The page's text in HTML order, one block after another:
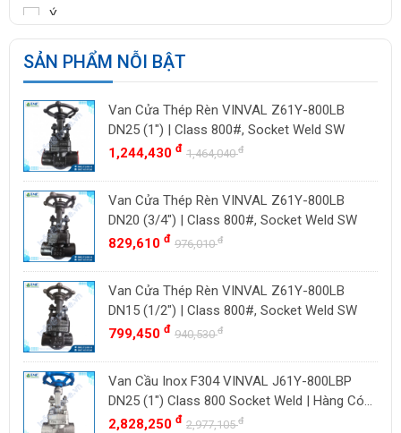
OCV
SIRCA
BESA
BAODI
TLV
ZENNER
DOUGLAS
LESER
VENN
YOSHITAKE
KITZ
DK VALVE
TIGER
HD FIRE
ETM
Ý
Pháp
Ấn Độ
Indonesia
Malaysia
Đài Loan
Việt Nam
Thụy Sĩ
Ba Lan
SẢN PHẨM NỖI BẬT
Van Cửa Thép Rèn VINVAL Z61Y-800LB
DN25 (1") | Class 800#, Socket Weld SW
1,244,430 đ 1,464,040đ
Van Cửa Thép Rèn VINVAL Z61Y-800LB
DN20 (3/4") | Class 800#, Socket Weld SW
829,610 đ 976,010đ
Van Cửa Thép Rèn VINVAL Z61Y-800LB
DN15 (1/2") | Class 800#, Socket Weld SW
799,450 đ 940,530đ
Van Cầu Inox F304 VINVAL J61Y-800LBP
DN25 (1") Class 800 Socket Weld | Hàng Có
Sẵn
2,828,250 đ 2,977,105đ